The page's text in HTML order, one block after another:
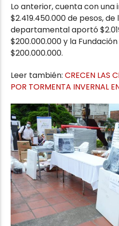
Lo anterior, cuenta con una
$2.419.450.000 de pesos,
departamental aportó
$200.000.000 y la
$200.000.000.
Leer también:CRECEN LAS
POR TORMENTA INVERNAL